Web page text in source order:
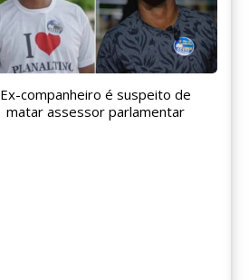
Ex-companheiro é suspeito de
matar assessor parlamentar